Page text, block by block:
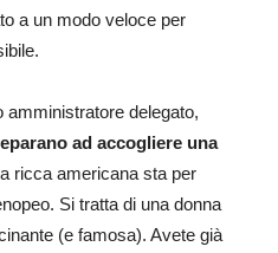
a un modo veloce per
amministratore delegato,
ad accogliere una
ricca americana sta per
Si tratta di una donna
(e famosa). Avete già